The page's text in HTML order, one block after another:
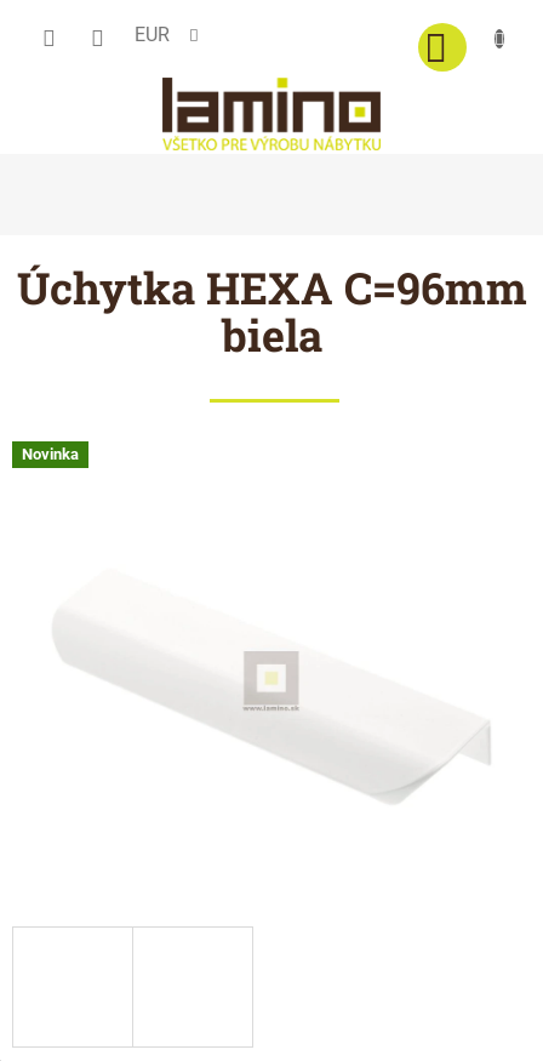
EUR
Úchytka HEXA C=96mm
biela
Novinka